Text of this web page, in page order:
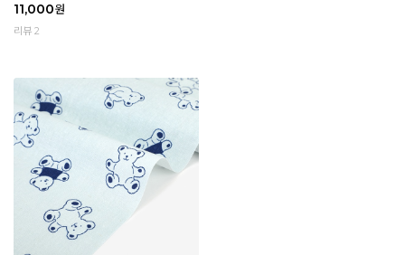
11,000원
리뷰 2